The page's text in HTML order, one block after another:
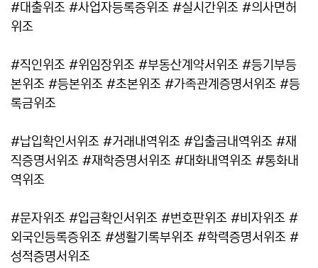
#대출위조 #사업자등록증위조 #실시간위조 #의사면허
위조
#직인위조 #위임장위조 #부동산계약서위조 #등기부등
본위조 #등본위조 #초본위조 #가족관계증명서위조 #등
록금위조
#납입확인서위조 #거래내역위조 #입출금내역위조 #재
직증명서위조 #재학증명서위조 #대화내역위조 #통화내
역위조
#문자위조 #입금확인서위조 #번호판위조 #비자위조 #
외국인등록증위조 #생활기록부위조 #학력증명서위조 #
성적증명서위조